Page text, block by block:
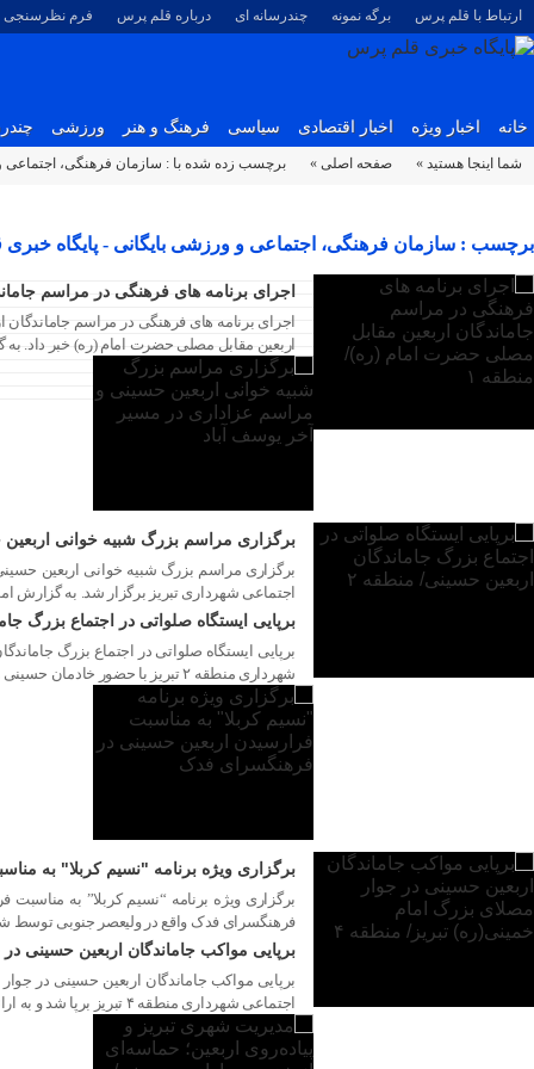
ارتباط با قلم پرس برگه نمونه چندرسانه ای درباره قلم پرس فرم نظرسنجی
خانه اخبار ویژه اخبار اقتصادی سیاسی فرهنگ و هنر ورزشی
شما اینجا هستید » صفحه اصلی » برچسب زده شده با : سازمان فرهنگی،
برچسب : سازمان فرهنگی، اجتماعی و ورزشی بایگانی - پایگاه
۱۴ مرداد ۱۴۰۵
اجرای برنامه های فرهنگی در مراسم
اربعین مقابل مصلی حضرت امام (ره) خبر داد.
۱۴ مرداد ۱۴۰۵
برگزاری مراسم بزرگ شبیه خوانی
اجتماعی شهرداری تبریز برگزار شد. به گزارش
برپایی ایستگاه صلواتی در اجتماع بزرگ
شهرداری منطقه ۲ تبریز با حضور خادمان حسینی و استقبال شهروندان برپا شد. به گزارش امور ارتباطات، همزمان با اربعین حسینی، مدیریت […]
برگزاری ویژه‌ برنامه "نسیم کربلا" به
برگزاری ویژه‌ برنامه “نسیم کربلا” به
فرهنگسرای فدک واقع در ولیعصر جنوبی توسط شهرداری منطقه ۲ با همراهی سازمان فرهنگی اجتماعی شهرداری تبریز
برپایی مواکب جاماندگان اربعین حسینی
اجتماعی شهرداری منطقه ۴ تبریز برپا شد و به ارائه خدمات فرهنگی و پذیرایی از شهروندان و عزاداران حسینی پرداخت.